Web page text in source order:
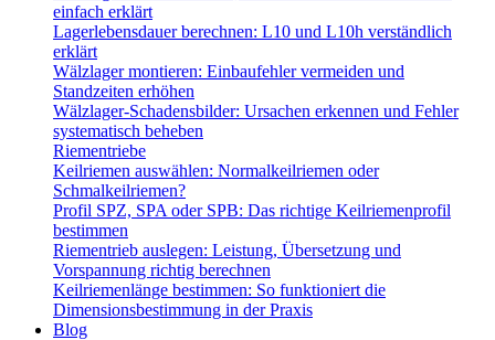
einfach erklärt
Lagerlebensdauer berechnen: L10 und L10h verständlich
erklärt
Wälzlager montieren: Einbaufehler vermeiden und
Standzeiten erhöhen
Wälzlager-Schadensbilder: Ursachen erkennen und Fehler
systematisch beheben
Riementriebe
Keilriemen auswählen: Normalkeilriemen oder
Schmalkeilriemen?
Profil SPZ, SPA oder SPB: Das richtige Keilriemenprofil
bestimmen
Riementrieb auslegen: Leistung, Übersetzung und
Vorspannung richtig berechnen
Keilriemenlänge bestimmen: So funktioniert die
Dimensionsbestimmung in der Praxis
Blog